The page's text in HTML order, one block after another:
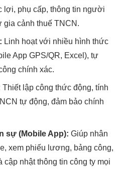
lợi, phụ cấp, thông tin người
gia cảnh thuế TNCN.
Linh hoạt với nhiều hình thức
App GPS/QR, Excel), tự
chính xác.
Thiết lập công thức động, tính
tự động, đảm bảo chính
sự (Mobile App): Giúp nhân
xem phiếu lương, bảng công,
cập nhật thông tin công ty mọi